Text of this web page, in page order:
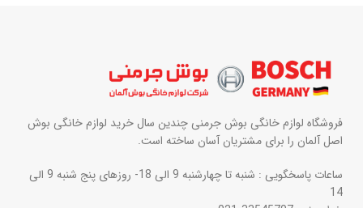
فروشگاه لوازم خانگی بوش جرمنی چندین سال خرید لوازم خانگی بوش
اصل آلمان را برای مشتریان آسان ساخته است.
ساعات پاسخگویی : شنبه تا چهارشنبه 9 الی 18- روزهای پنج شنبه 9 الی
14